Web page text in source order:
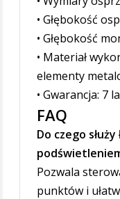
• Głębokość
• Głębokość
• Materiał
elementy
• Gwarancja: 7
FAQ
Do czego
Pozwala
punktów i